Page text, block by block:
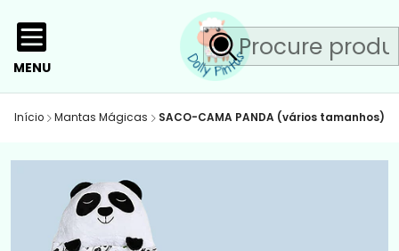
MENU
Início Mantas Mágicas SACO-CAMA PANDA (vários tamanhos)